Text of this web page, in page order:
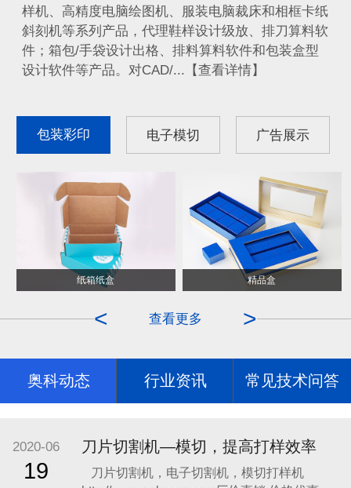
样机、高精度电脑绘图机、服装电脑裁床和相框卡纸
斜刻机等系列产品，代理鞋样设计级放、排刀算料软
件；箱包/手袋设计出格、排料算料软件和包装盒型
设计软件等产品。对CAD/...【查看详情】
包装彩印 电子模切 广告展示
纸箱纸盒 精品盒
>
查看更多
<
ITO膜 OCA
奥科动态 行业资讯 常见技术问答
2020-06
19
刀片切割机—模切，提高打样效率
​​刀片切割机，电子切割机，模切打样机